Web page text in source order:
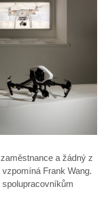
a žádný z
Frank Wang.